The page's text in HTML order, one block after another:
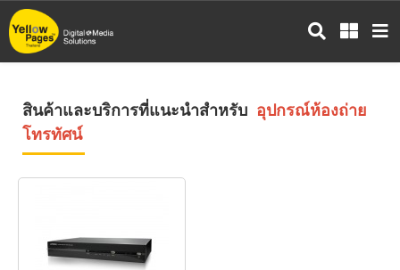
ข้าม
ไป
สินค้าและบริการที่แนะนำสำหรับ อุปกรณ์ห้องถ่าย
โทรทัศน์